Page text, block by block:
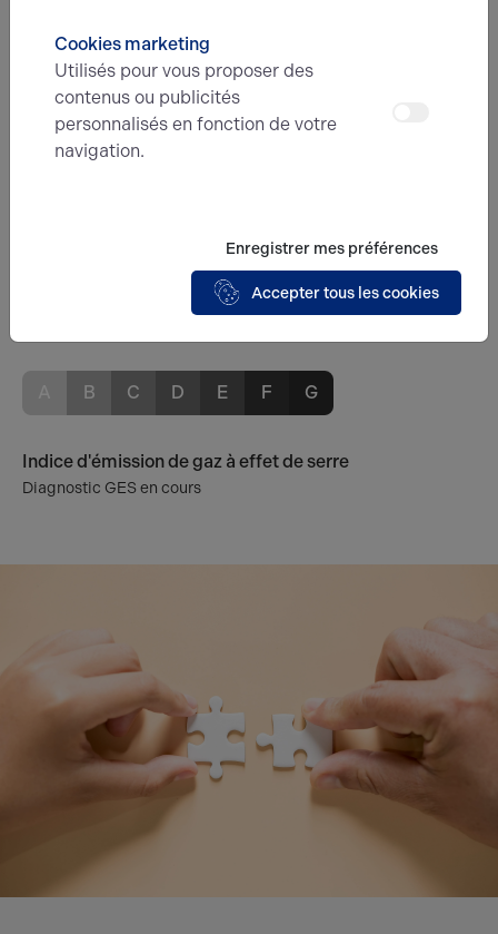
Total
Diagnostic de performance énergétique
B C D E F G
Indice d'émission de gaz à effet de serre
Diagnostic GES en cours
Cookies marketing
Utilisés pour vous proposer des
contenus ou publicités
personnalisés en fonction de votre
navigation.
Enregistrer mes préférences
Accepter tous les cookies